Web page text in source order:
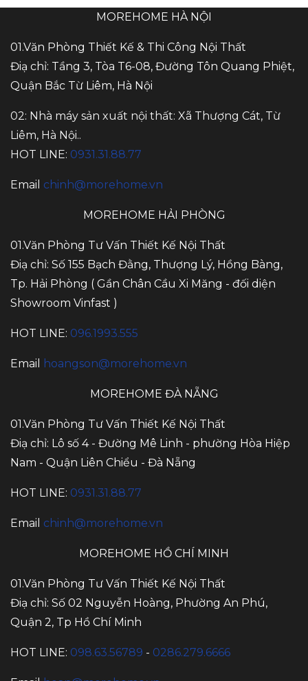
MOREHOME HÀ NỘI
01.Văn Phòng Thiết Kế & Thi Công Nội Thất
Điạ chỉ: Tầng 3, Tòa T6-08, Đường Tôn Quang Phiệt,
Quận Bắc Từ Liêm, Hà Nội
02: Nhà máy sản xuất nội thất: Xã Thượng Cát, Từ
Liêm, Hà Nội..
HOT LINE: 0931.31.88.77
Email chinh@morehome.vn
MOREHOME HẢI PHÒNG
01.Văn Phòng Tư Vấn Thiết Kế Nội Thất
Điạ chỉ: Số 155 Bạch Đằng, Thượng Lý, Hồng Bàng,
Tp. Hải Phòng ( Gần Chân Cầu Xi Măng - đối diện
Showroom Vinfast )
HOT LINE: 096.1993.555
Email hoangson@morehome.vn
MOREHOME ĐÀ NẴNG
01.Văn Phòng Tư Vấn Thiết Kế Nội Thất
Điạ chỉ: Lô số 4 - Đường Mê Linh - phường Hòa Hiệp
Nam - Quận Liên Chiểu - Đà Nẵng
HOT LINE: 0931.31.88.77
Email chinh@morehome.vn
MOREHOME HỒ CHÍ MINH
01.Văn Phòng Tư Vấn Thiết Kế Nội Thất
Điạ chỉ: Số 02 Nguyễn Hoàng, Phường An Phú,
Quận 2, Tp Hồ Chí Minh
HOT LINE: 098.63.56789 - 0286.279.6666